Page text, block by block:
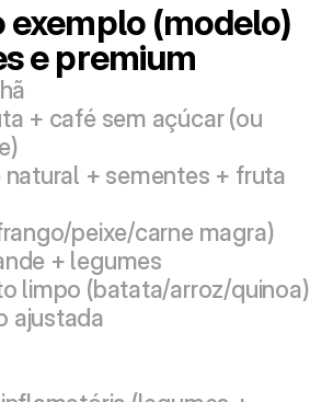
exemplo (modelo)
e premium
+ café sem açúcar (ou
natural + sementes + fruta
peixe/carne magra)
+ legumes
limpo (batata/arroz/quinoa)
ajustada